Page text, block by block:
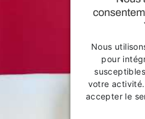
Nous
pour
votre
accepter le